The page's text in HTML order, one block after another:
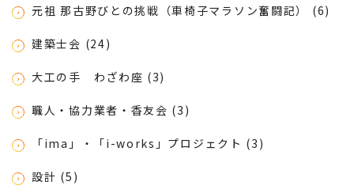
元祖 那古野びとの挑戦（車椅子マラソン奮闘記） (6)
建築士会 (24)
大工の手 わざわ座 (3)
職人・協力業者・香友会 (3)
「ima」・「i-works」プロジェクト (3)
設計 (5)